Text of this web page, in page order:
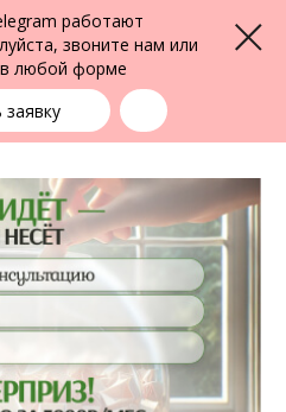
работают
звоните нам или
в любой форме
Меню
(383) 388-72-90